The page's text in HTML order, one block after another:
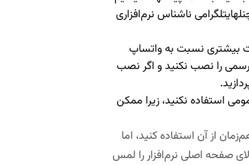
ناشناس نرم‌افزاری
بیشتری نسبت به واتساپ
را نصب نکنید و اگر نصب
استفاده نکنید، زیرا ممکن
از آن استفاده کنید، اما
صفحه اصلی نرم‌افزار را لمس